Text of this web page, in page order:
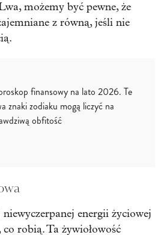
możemy być pewne, że
z równą, jeśli nie
finansowy na lato 2026. Te
znaki zodiaku mogą liczyć na
obfitość
energii życiowej
robią. Ta żywiołowość